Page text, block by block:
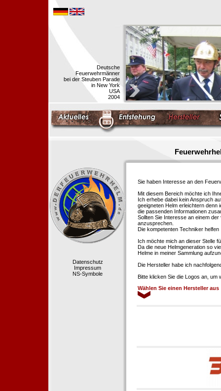
Deutsche
Feuerwehrmänner
bei der Steuben Parade
in New York
USA
2004
Datenschutz
Impressum
NS-Symbole
Sie haben Interesse an den
Mit diesem Bereich möchte ich
Ich erhebe dabei kein Anspruch
geeigneten Helm erleichtern
die passenden Informationen
Sollten Sie Interesse an einem
anzusprechen.
Die kompetenten Techniker
Ich möchte mich an dieser Stelle
Da die neue Helmgeneration so
Helme in meiner Sammlung
Die Hersteller habe ich
Bitte klicken Sie die Logos an, um
Wählen Sie einen Hersteller aus